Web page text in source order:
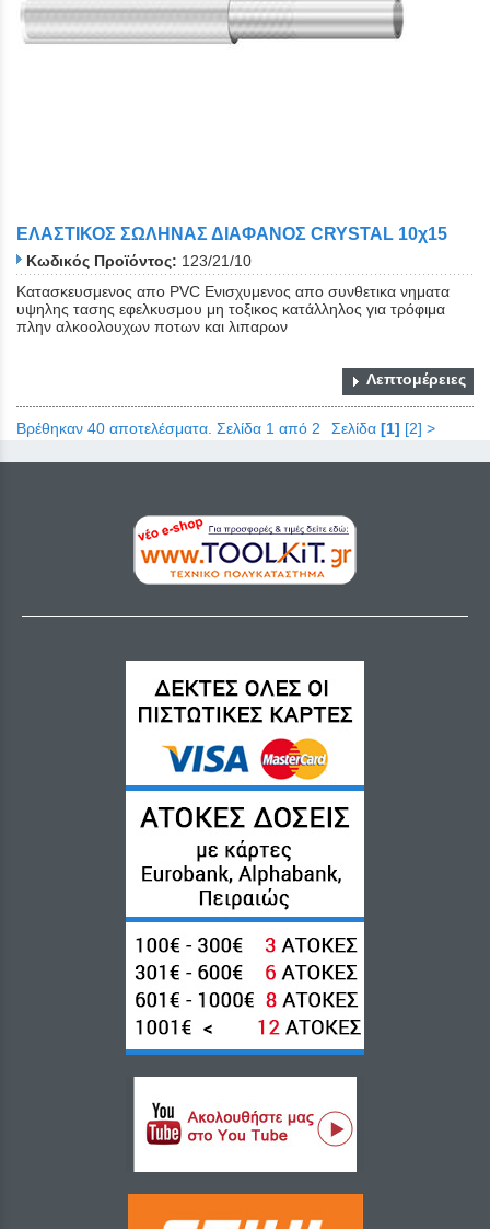
ΕΛΑΣΤΙΚΟΣ ΣΩΛΗΝΑΣ ΔΙΑΦΑΝΟΣ CRYSTAL 10χ15
Κωδικός Προϊόντος: 123/21/10
Κατασκευσμενος απο PVC Ενισχυμενος απο συνθετικα νηματα
υψηλης τασης εφελκυσμου μη τοξικος κατάλληλος για τρόφιμα
πλην αλκοολουχων ποτων και λιπαρων
Λεπτομέρειες
Βρέθηκαν 40 αποτελέσματα. Σελίδα 1 από 2 Σελίδα [1] [2] >